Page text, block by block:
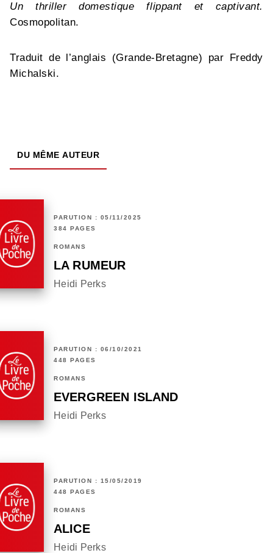
Un thriller domestique flippant et captivant.
Cosmopolitan.
Traduit de l’anglais (Grande-Bretagne) par Freddy
Michalski.
DU MÊME AUTEUR
PARUTION : 05/11/2025
384 PAGES
ROMANS
LA RUMEUR
Heidi Perks
PARUTION : 06/10/2021
448 PAGES
ROMANS
EVERGREEN ISLAND
Heidi Perks
PARUTION : 15/05/2019
448 PAGES
ROMANS
ALICE
Heidi Perks